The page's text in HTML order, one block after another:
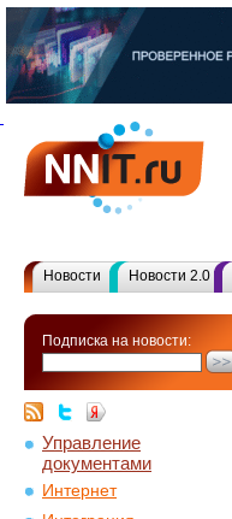
Новости Новости 2.0
Подписка на новости:
Управление
документами
Интернет